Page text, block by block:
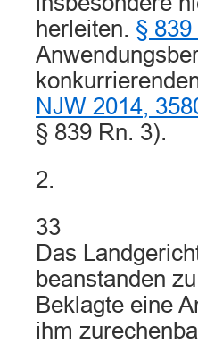
herleiten. § 839
NJW 2014,
§ 839 Rn. 3).
2.
33
Das
beanstanden
Beklagte eine
ihm